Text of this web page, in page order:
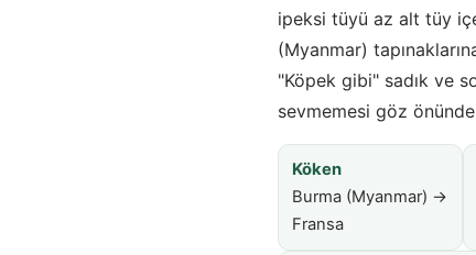
ipeksi tüyü az alt tüy
(Myanmar)
"Köpek gibi" sadık ve
sevmemesi göz önünde
Köken
Burma (Myanmar) →
Fransa